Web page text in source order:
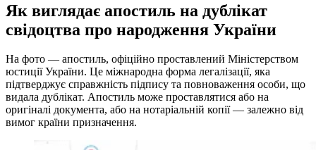
Як виглядає апостиль на дублікат
свідоцтва про народження України
На фото — апостиль, офіційно проставлений Міністерством
юстиції України. Це міжнародна форма легалізації, яка
підтверджує справжність підпису та повноваження особи, що
видала дублікат. Апостиль може проставлятися або на
оригіналі документа, або на нотаріальній копії — залежно від
вимог країни призначення.